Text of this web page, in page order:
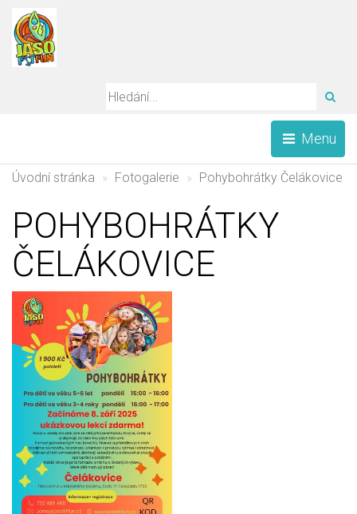
Menu
Úvodní stránka Fotogalerie Pohybohrátky Čelákovice
POHYBOHRÁTKY
ČELÁKOVICE